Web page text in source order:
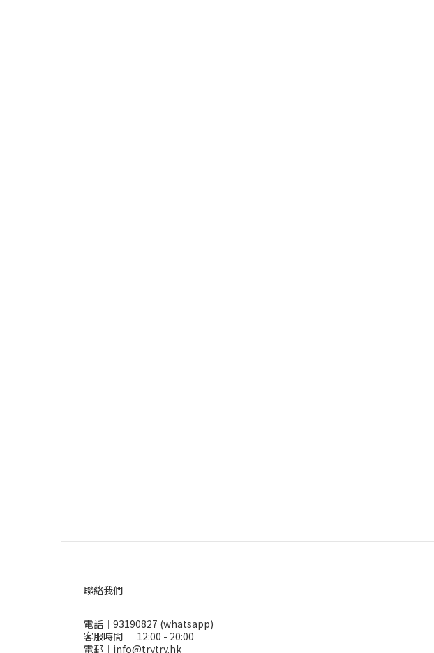
聯絡我們
電話｜93190827 (whatsapp)
客服時間 ｜ 12:00 - 20:00
電郵｜info@trytry.hk